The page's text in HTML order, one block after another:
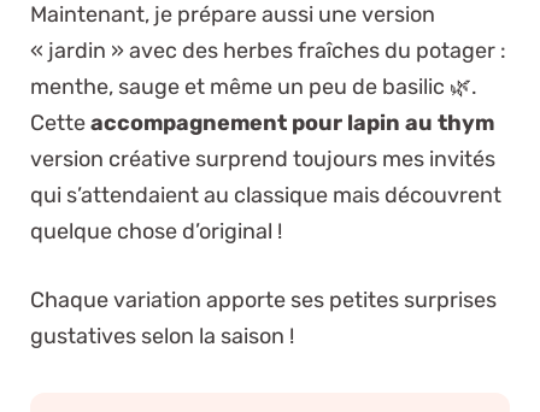
Maintenant, je prépare aussi une version
« jardin » avec des herbes fraîches du potager :
menthe, sauge et même un peu de basilic 🌿.
Cetteaccompagnement pour lapin au thym
version créative surprend toujours mes invités
qui s’attendaient au classique mais découvrent
quelque chose d’original !
Chaque variation apporte ses petites surprises
gustatives selon la saison !